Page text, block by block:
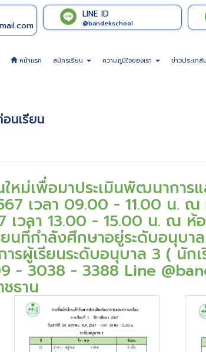
LINE ID
@bandekschool
หน้าแรก สมัครเรียน ความภูมิใจของเรา ข่าวประชา
นเรียน
หม่เพื่อมาประเมินพัฒนาการ
เวลา 09.00 - 11.00 น. ณ
เวลา 13.00 - 15.00 น. ณ ห้
กำลังศึกษาอยู่ระดับอนุบาล
ารผู้เรียนระดับอนุบาล 3 ( นัก
- 3038 - 3388 Line
ธาน